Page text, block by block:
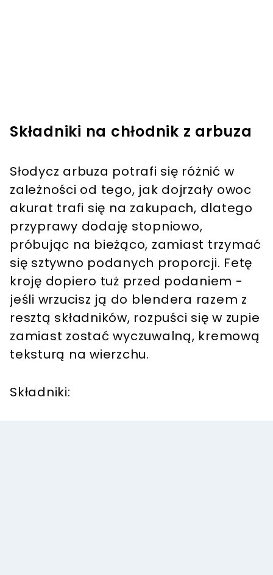
Składniki na chłodnik z arbuza
Słodycz arbuza potrafi się różnić w
zależności od tego, jak dojrzały owoc
akurat trafi się na zakupach, dlatego
przyprawy dodaję stopniowo,
próbując na bieżąco, zamiast trzymać
się sztywno podanych proporcji. Fetę
kroję dopiero tuż przed podaniem -
jeśli wrzucisz ją do blendera razem z
resztą składników, rozpuści się w zupie
zamiast zostać wyczuwalną, kremową
teksturą na wierzchu.
Składniki: